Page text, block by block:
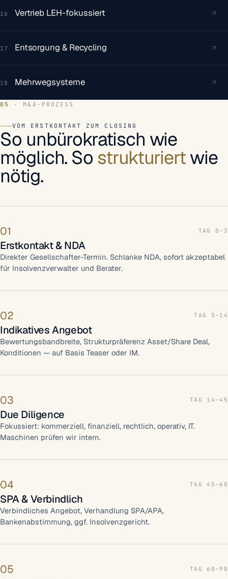
16 Vertrieb LEH-fokussiert ↗
17 Entsorgung & Recycling ↗
18 Mehrwegsysteme ↗
05 · M&A-PROZESS
VOM ERSTKONTAKT ZUM CLOSING
So unbürokratisch wie
möglich. So strukturiertwie
nötig.
01 TAG 0–3
Erstkontakt & NDA
Direkter Gesellschafter-Termin. Schlanke NDA, sofort akzeptabel
für Insolvenzverwalter und Berater.
02 TAG 5–14
Indikatives Angebot
Bewertungsbandbreite, Strukturpräferenz Asset/Share Deal,
Konditionen — auf Basis Teaser oder IM.
03 TAG 14–45
Due Diligence
Fokussiert: kommerziell, finanziell, rechtlich, operativ, IT.
Maschinen prüfen wir intern.
04 TAG 45–60
SPA & Verbindlich
Verbindliches Angebot, Verhandlung SPA/APA,
Bankenabstimmung, ggf. Insolvenzgericht.
05 TAG 60–90